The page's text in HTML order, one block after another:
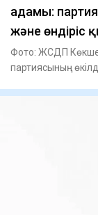
адамы:
және өндіріс
Фото: ЖСДП
партиясының